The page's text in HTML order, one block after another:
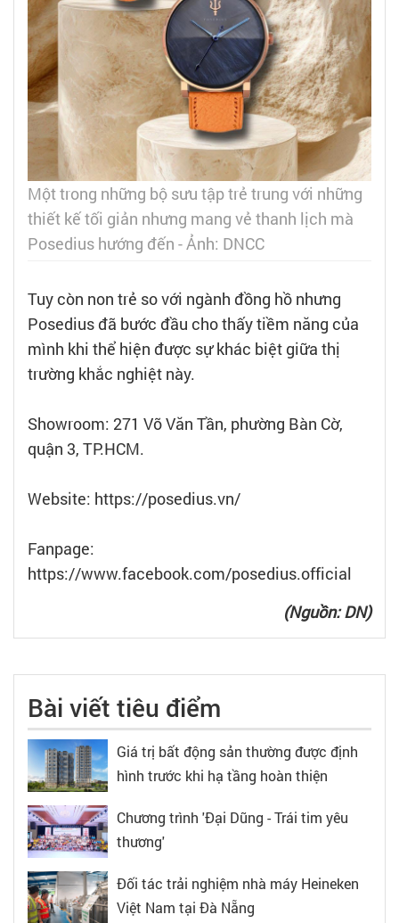
Một trong những bộ sưu tập trẻ trung với những
thiết kế tối giản nhưng mang vẻ thanh lịch mà
Posedius hướng đến - Ảnh: DNCC
Tuy còn non trẻ so với ngành đồng hồ nhưng
Posedius đã bước đầu cho thấy tiềm năng của
mình khi thể hiện được sự khác biệt giữa thị
trường khắc nghiệt này.
Showroom: 271 Võ Văn Tần, phường Bàn Cờ,
quận 3, TP.HCM.
Website: https://posedius.vn/
Fanpage:
https://www.facebook.com/posedius.official
(Nguồn: DN)
Bài viết tiêu điểm
Giá trị bất động sản thường được định
hình trước khi hạ tầng hoàn thiện
Chương trình 'Đại Dũng - Trái tim yêu
thương'
Đối tác trải nghiệm nhà máy Heineken
Việt Nam tại Đà Nẵng